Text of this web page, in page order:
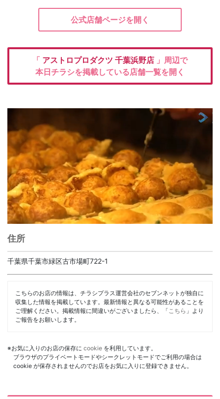
公式店舗ページを開く
「 アストロプロダクツ 千葉浜野店 」周辺で
本日チラシを掲載している店舗一覧を開く
住所
千葉県千葉市緑区古市場町722-1
こちらのお店の情報は、チラシプラス運営会社のセブンネットが独自に
収集した情報を掲載しています。最新情報と異なる可能性があることを
ご理解ください。掲載情報に間違いがございましたら、「 こちら 」より
ご報告をお願いします。
※お気に入りのお店の保存に cookie を利用しています。
ブラウザのプライベートモードやシークレットモードでご利用の場合は
cookie が保存されませんのでお店をお気に入りに登録できません。